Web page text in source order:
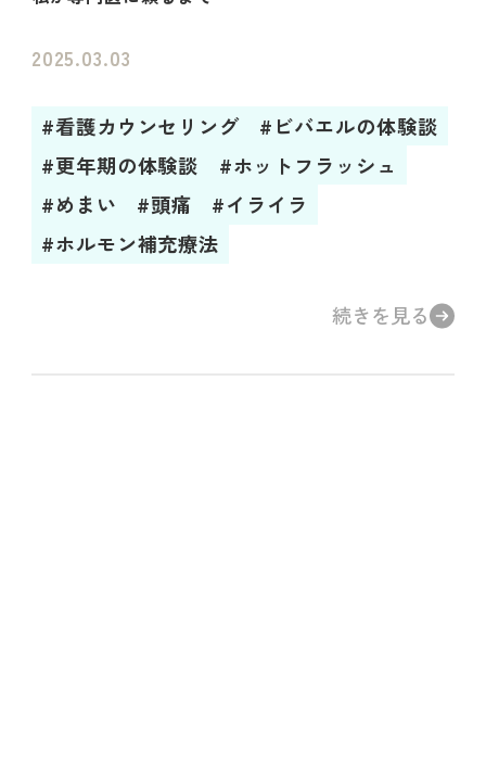
2025.03.03
#看護カウンセリング
#ビバエルの体験談
#更年期の体験談
#ホットフラッシュ
#めまい
#頭痛
#イライラ
#ホルモン補充療法
続きを見る